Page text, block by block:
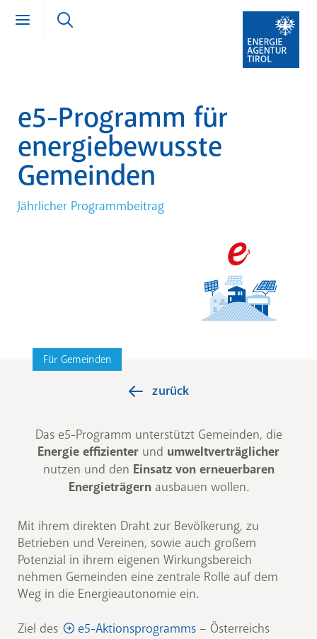
zurück
e5-Programm für
energiebewusste
Gemeinden
Jährlicher Programmbeitrag
Für Gemeinden
Das e5-Programm unterstützt Gemeinden, die
Energie effizienter und umweltverträglicher
nutzen und den Einsatz von erneuerbaren
Energieträgernausbauen wollen.
Mit ihrem direkten Draht zur Bevölkerung, zu
Betrieben und Vereinen, sowie auch großem
Potenzial in ihrem eigenen Wirkungsbereich
nehmen Gemeinden eine zentrale Rolle auf dem
Weg in die Energieautonomie ein.
Ziel des e5-Aktionsprogramms – Österreichs